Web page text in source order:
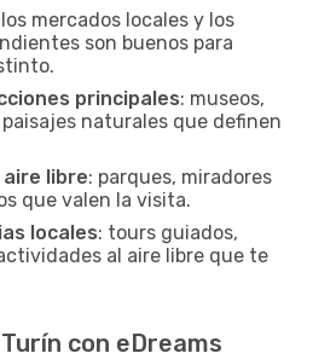
los mercados locales y los
son buenos para
principales: museos,
naturales que definen
libre: parques, miradores
que valen la visita.
locales: tours guiados,
al aire libre que te
con eDreams